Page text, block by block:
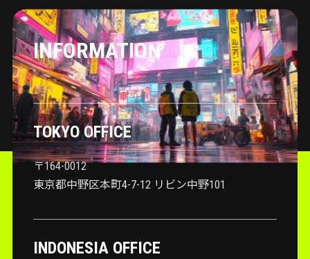
INFORMATION
TOKYO OFFICE
〒164-0012
東京都中野区本町4-7-12 リビン中野101
INDONESIA OFFICE